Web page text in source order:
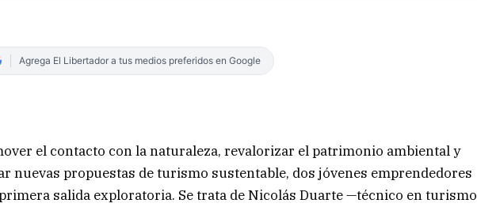
Agrega El Libertador a tus medios preferidos en Google
el contacto con la naturaleza, revalorizar el patrimonio ambiental y
nuevas propuestas de turismo sustentable, dos jóvenes emprendedores
salida exploratoria. Se trata de Nicolás Duarte —técnico en turismo